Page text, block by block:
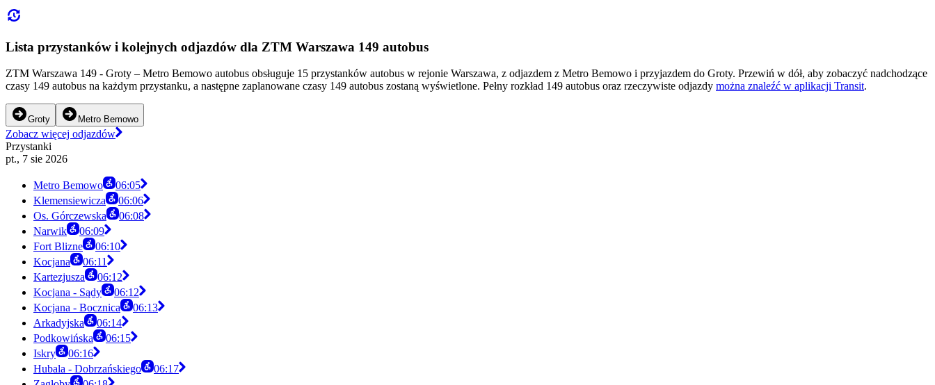
Lista przystanków i kolejnych odjazdów dla ZTM Warszawa 149 autobus
ZTM Warszawa 149 - Groty – Metro Bemowo autobus obsługuje 15 przystanków autobus w rejonie Warszawa, z odjazdem z Metro Bemowo i przyjazdem do Groty. Przewiń w dół, aby zobaczyć nadchodzące
czasy 149 autobus na każdym przystanku, a następne zaplanowane czasy 149 autobus zostaną wyświetlone. Pełny rozkład 149 autobus oraz rzeczywiste odjazdy można znaleźć w aplikacji Transit.
Groty Metro Bemowo
Zobacz więcej odjazdów
Przystanki
pt., 7 sie 2026
Metro Bemowo
06:05
Klemensiewicza
06:06
Os. Górczewska
06:08
Narwik
06:09
Fort Blizne
06:10
Kocjana
06:11
Kartezjusza
06:12
Kocjana - Sądy
06:12
Kocjana - Bocznica
06:13
Arkadyjska
06:14
Podkowińska
06:15
Iskry
06:16
Hubala - Dobrzańskiego
06:17